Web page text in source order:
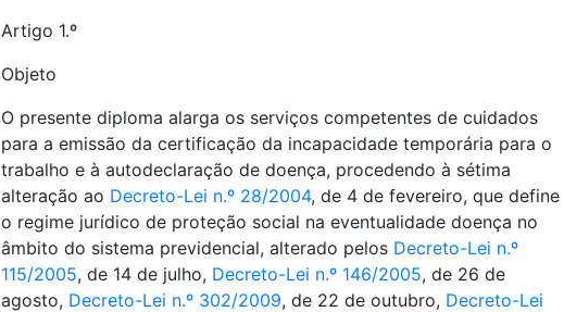
Artigo 1.º
Objeto
O presente diploma alarga os serviços competentes de cuidados
para a emissão da certificação da incapacidade temporária para o
trabalho e à autodeclaração de doença, procedendo à sétima
alteração ao Decreto-Lei n.º 28/2004, de 4 de fevereiro, que define
o regime jurídico de proteção social na eventualidade doença no
âmbito do sistema previdencial, alterado pelos Decreto-Lei n.º
115/2005, de 14 de julho, Decreto-Lei n.º 146/2005, de 26 de
agosto, Decreto-Lei n.º 302/2009, de 22 de outubro, Decreto-Lei